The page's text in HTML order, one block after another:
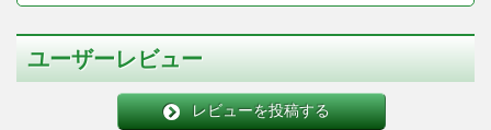
ユーザーレビュー
レビューを投稿する